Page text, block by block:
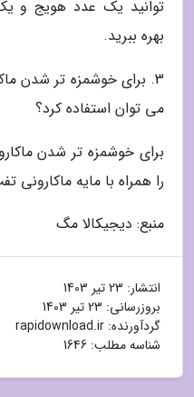
توانید یک عدد هویج و
بهره ببرید.
3. برای خوشمزه تر شدن
می توان استفاده کرد؟
برای خوشمزه تر شدن
را همراه با مایه
منبع: دیجیکالا مگ
انتشار: 23 تیر 1403
بروزرسانی: 23 تیر 1403
گردآورنده: rapidownload.ir
شناسه مطلب: 1646